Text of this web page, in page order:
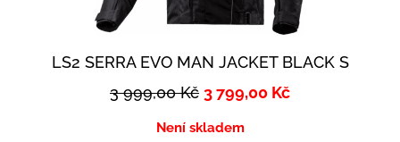
LS2 SERRA EVO MAN JACKET BLACK S
3 999,00Kč 3 799,00 Kč
Není skladem